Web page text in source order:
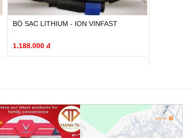
BỘ SẠC LITHIUM - ION VINFAST
1.188.000 đ